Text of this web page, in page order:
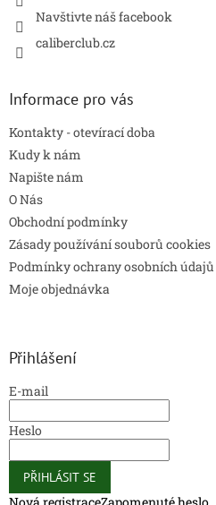
Navštivte náš facebook
caliberclub.cz
Informace pro vás
Kontakty - otevírací doba
Kudy k nám
Napište nám
O Nás
Obchodní podmínky
Zásady používání souborů cookies
Podmínky ochrany osobních údajů
Moje objednávka
Přihlášení
E-mail
Heslo
PŘIHLÁSIT SE